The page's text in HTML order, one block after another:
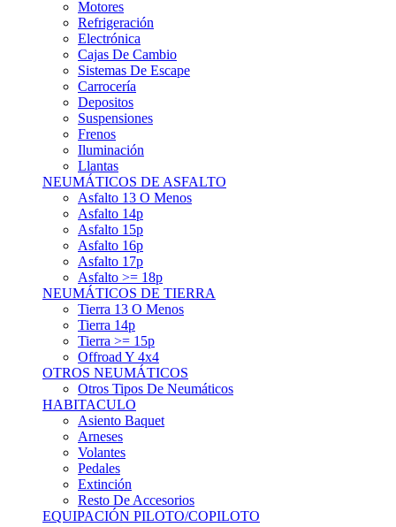
Electrónica
Cajas De Cambio
Sistemas De Escape
Carrocería
Depositos
Suspensiones
Frenos
Iluminación
Llantas
NEUMÁTICOS DE ASFALTO
Asfalto 13 O Menos
Asfalto 14p
Asfalto 15p
Asfalto 16p
Asfalto 17p
Asfalto >= 18p
NEUMÁTICOS DE TIERRA
Tierra 13 O Menos
Tierra 14p
Tierra >= 15p
Offroad Y 4x4
OTROS NEUMÁTICOS
Otros Tipos De Neumáticos
HABITACULO
Asiento Baquet
Arneses
Volantes
Pedales
Extinción
Resto De Accesorios
EQUIPACIÓN PILOTO/COPILOTO
Packs Completos